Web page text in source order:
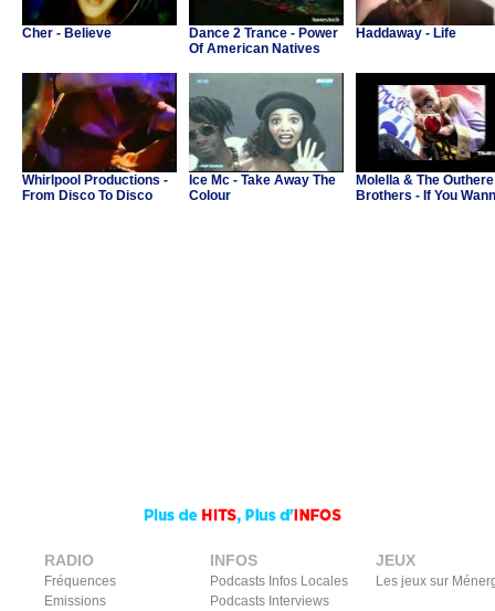
Cher - Believe
Dance 2 Trance - Power
Of American Natives
Haddaway - Life
Whirlpool Productions -
From Disco To Disco
Ice Mc - Take Away The
Colour
Molella & The Outhere
Brothers - If You
RADIO
Fréquences
Emissions
INFOS
Podcasts Infos Locales
Podcasts Interviews
JEUX
Les jeux sur